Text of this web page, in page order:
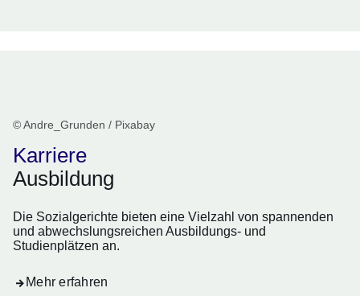
© Andre_Grunden / Pixabay
Karriere
Ausbildung
Die Sozialgerichte bieten eine Vielzahl von spannenden
und abwechslungsreichen Ausbildungs- und
Studienplätzen an.
Mehr erfahren